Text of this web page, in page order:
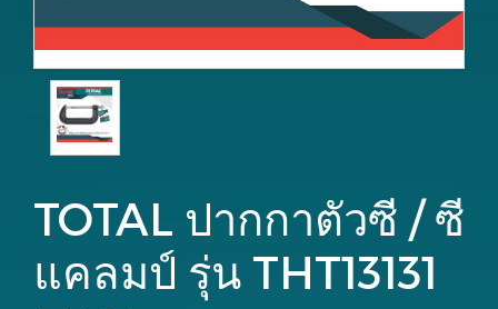
TOTAL ปากกาตัวซี / ซี
แคลมป์ รุ่น THT13131